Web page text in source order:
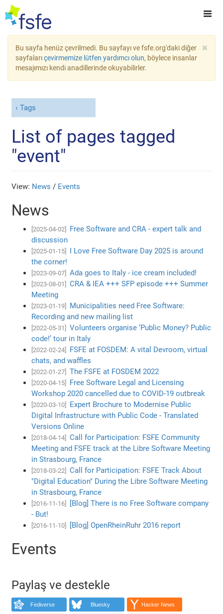
×
Bu sayfa henüz çevrilmedi. Bu sayfayı ve fsfe.org'daki diğer
sayfalarıçevirmemize lütfen yardımcı olun, böylece insanlar
mesajımızı kendi anadillerinde okuyabilirler.
Tags
List of pages tagged
"event"
View: News / Events
News
[2025-04-02]
Free Software and CRA - expert talk and
discussion
[2025-01-15]
I Love Free Software Day 2025 is around
the corner!
[2023-09-07] Ada goes to Italy - ice cream included!
[2023-08-01]
CRA & IEA +++ SFP episode +++ Summer
Meeting
[2023-01-19]
Municipalities need Free Software:
Recording and new mailing list
[2022-05-31]
Volunteers organise ‘Public Money? Public
code!’ tour in Italy
[2022-02-24]
FSFE at FOSDEM: A vital Devroom, virtual
chats, and waffles
[2022-01-27] The FSFE at FOSDEM 2022
[2020-04-15]
Free Software Legal and Licensing
Workshop 2020 cancelled due to COVID-19 outbreak
[2020-03-10]
Expert Brochure to Modernise Public
Digital Infrastructure with Public Code - Translated
Versions Online
[2018-04-14]
Call for Participation: FSFE Community
Meeting and FSFE track at the Libre Software Meeting
in Strasbourg, France
[2018-03-22]
Call for Participation: FSFE Track About
"Digital Education" During the Libre Software Meeting
in Strasbourg, France
[2016-11-16]
[Blog] There is no Free Software company
- But!
[2016-11-10] [Blog] OpenRheinRuhr 2016 report
Events
Paylaş ve destekle
Fediverse Bluesky Hacker News